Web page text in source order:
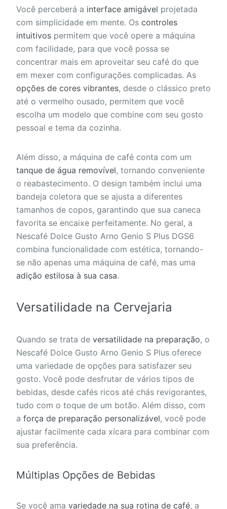
Você perceberá a interface amigável projetada
com simplicidade em mente. Os controles
intuitivos permitem que você opere a máquina
com facilidade, para que você possa se
concentrar mais em aproveitar seu café do que
em mexer com configurações complicadas. As
opções de cores vibrantes, desde o clássico preto
até o vermelho ousado, permitem que você
escolha um modelo que combine com seu gosto
pessoal e tema da cozinha.
Além disso, a máquina de café conta com um
tanque de água removível, tornando conveniente
o reabastecimento. O design também inclui uma
bandeja coletora que se ajusta a diferentes
tamanhos de copos, garantindo que sua caneca
favorita se encaixe perfeitamente. No geral, a
Nescafé Dolce Gusto Arno Genio S Plus DGS6
combina funcionalidade com estética, tornando-
se não apenas uma máquina de café, mas uma
adição estilosa à sua casa.
Versatilidade na Cervejaria
Quando se trata de versatilidade na preparação, o
Nescafé Dolce Gusto Arno Genio S Plus oferece
uma variedade de opções para satisfazer seu
gosto. Você pode desfrutar de vários tipos de
bebidas, desde cafés ricos até chás revigorantes,
tudo com o toque de um botão. Além disso, com
a força de preparação personalizável, você pode
ajustar facilmente cada xícara para combinar com
sua preferência.
Múltiplas Opções de Bebidas
Se você ama variedade na sua rotina de café, a